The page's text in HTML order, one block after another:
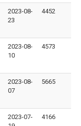
2023-08-
23
4452
2023-08-
10
4573
2023-08-
07
5665
2023-07-
4166